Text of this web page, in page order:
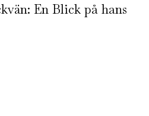
En Blick på hans